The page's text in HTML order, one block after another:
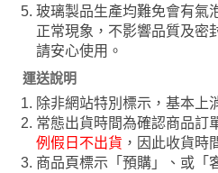
玻璃製品生產均難免會有氣
正常現象，不影響品質及密
請安心使用。
運送說明
除非網站特別標示，基本上
常態出貨時間為確認商品訂
例假日不出貨 ，因此收貨時
商品頁標示「預購」、或「